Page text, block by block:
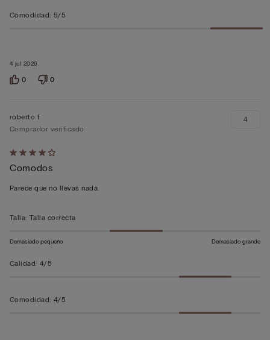
4 jul 2026
Comodidad: 5/5
0 0
Calificación
de
4
5
roberto f
Comprador verificado
Comodos
Parece que no llevas nada.
4
Talla: Talla correcta
Demasiado pequeño Demasiado grande
Calidad: 4/5
Comodidad: 4/5